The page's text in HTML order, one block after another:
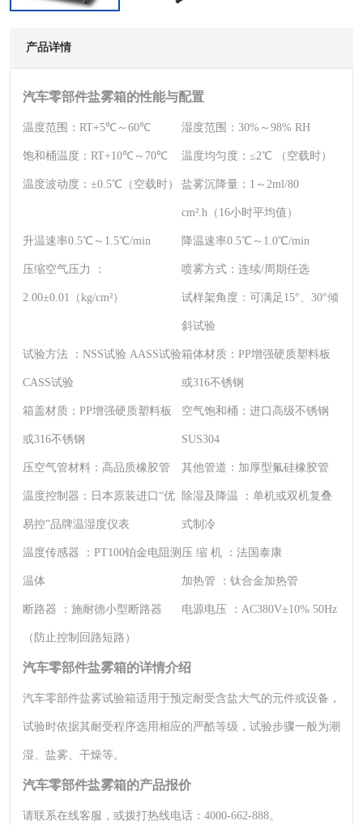
产品详情
汽车零部件盐雾箱的性能与配置
温度范围： RT+5℃～60℃ 湿度范围： 30%～98% RH
饱和桶温度： RT+10℃～70℃ 温度均匀度： ≤2℃ （空载时）
温度波动度： ±0.5℃（空载时） 盐雾沉降量： 1～2ml/80
cm².h（16小时平均值）
升温速率0.5℃～1.5℃/min 降温速率0.5℃～1.0℃/min
压缩空气压力 ：
2.00±0.01（kg/cm²）
喷雾方式： 连续/周期任选
试样架角度： 可满足15°、30°倾
斜试验
试验方法 ： NSS试验 AASS试验
CASS试验
箱体材质： PP增强硬质塑料板
或316不锈钢
箱盖材质： PP增强硬质塑料板
或316不锈钢
空气饱和桶： 进口高级不锈钢
SUS304
压空气管材料： 高品质橡胶管 其他管道： 加厚型氟硅橡胶管
温度控制器： 日本原装进口“优
易控”品牌温湿度仪表
除湿及降温 ： 单机或双机复叠
式制冷
温度传感器 ： PT100铂金电阻测
温体
压 缩 机 ： 法国泰康
加热管 ： 钛合金加热管
断路器 ： 施耐德小型断路器
（防止控制回路短路）
电源电压 ： AC380V±10% 50Hz
汽车零部件盐雾箱的详情介绍
汽车零部件盐雾试验箱适用于预定耐受含盐大气的元件或设备，
试验时依据其耐受程序选用相应的严酷等级，试验步骤一般为潮
湿、盐雾、干燥等。
汽车零部件盐雾箱的产品报价
请联系在线客服，或拨打热线电话：4000-662-888。